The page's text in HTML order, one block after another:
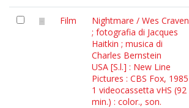
Film
Nightmare / Wes Craven
; fotografia di Jacques
Haitkin ; musica di
Charles Bernstein
USA [S.l.] : New Line
Pictures : CBS Fox, 1985
1 videocassetta vHS (92
min.) : color., son.